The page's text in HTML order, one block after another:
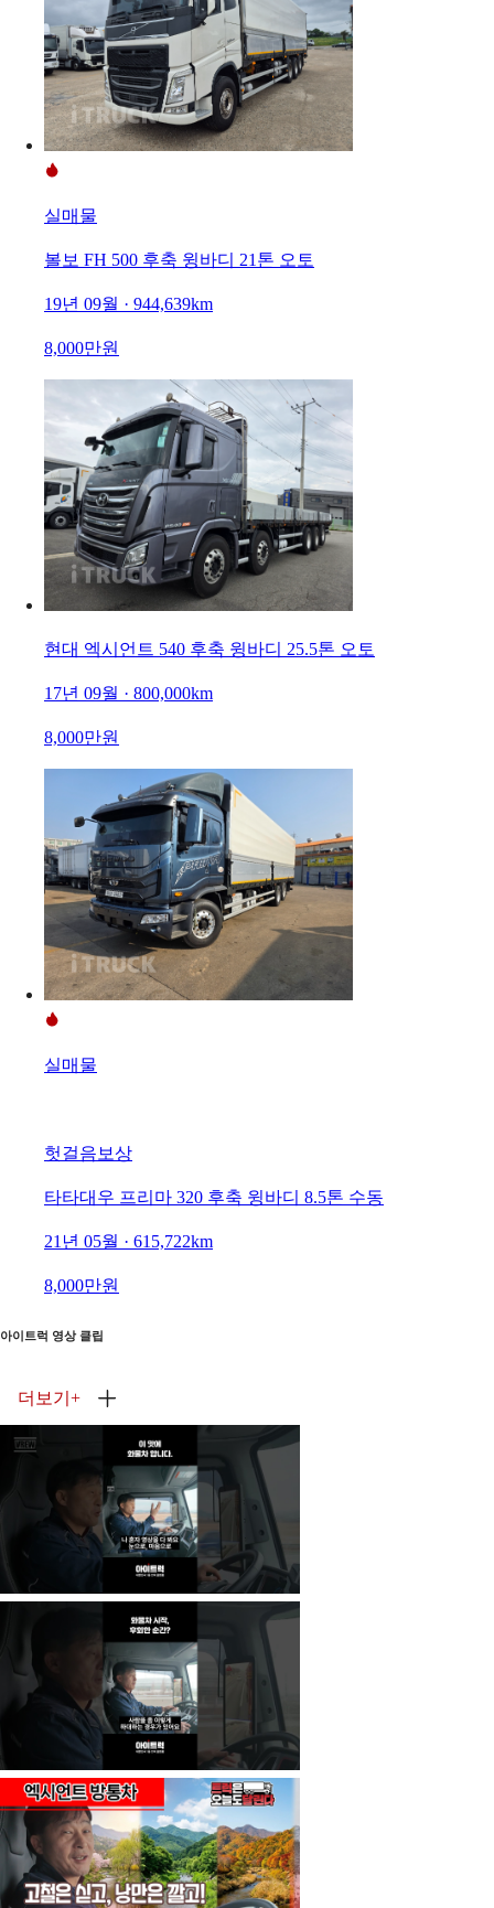
실매물
볼보 FH 500 후축 윙바디 21톤 오토
19년 09월 · 944,639km
8,000만원
현대 엑시언트 540 후축 윙바디 25.5톤 오토
17년 09월 · 800,000km
8,000만원
실매물
헛걸음보상
타타대우 프리마 320 후축 윙바디 8.5톤 수동
21년 05월 · 615,722km
8,000만원
아이트럭 영상 클립
더보기 +